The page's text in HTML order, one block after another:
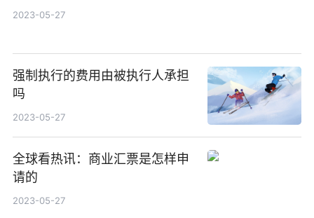
2023-05-27
强制执行的费用由被执行人承担
吗
2023-05-27
全球看热讯：商业汇票是怎样申
请的
2023-05-27